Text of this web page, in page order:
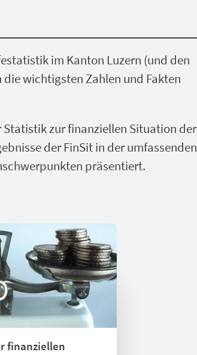
im Kanton Luzern (und den
wichtigsten Zahlen und Fakten
Statistik zur finanziellen Situation der
der FinSit in der umfassenden
präsentiert.
finanziellen